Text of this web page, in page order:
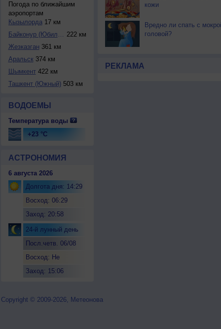
Погода по ближайшим
аэропортам
Кызылорда17 км
Байконур (Юбилейн... 222 км
Жезказган 361 км
Аральск374 км
Шымкент422 км
Ташкент (Южный)503 км
ВОДОЕМЫ
Температура воды
+23 °C
АСТРОНОМИЯ
6 августа 2026
Долгота дня: 14:29
Восход: 06:29
Заход: 20:58
24-й лунный день
Посл.четв. 06/08
Восход: Не
Заход: 15:06
кожи
Вредно ли спать с
головой?
РЕКЛАМА
Copyright © 2009-2026, Метеонова